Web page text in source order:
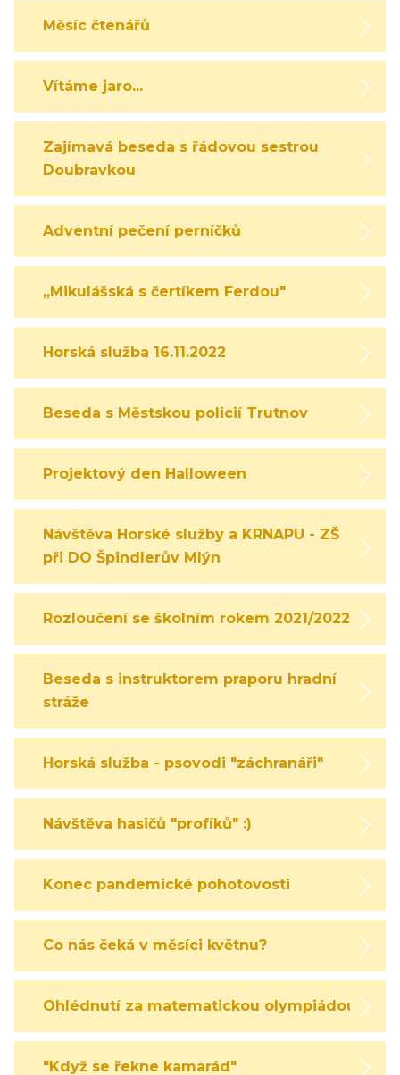
Měsíc čtenářů
Vítáme jaro...
Zajímavá beseda s řádovou sestrou
Doubravkou
Adventní pečení perníčků
,,Mikulášská s čertíkem Ferdou"
Horská služba 16.11.2022
Beseda s Městskou policií Trutnov
Projektový den Halloween
Návštěva Horské služby a KRNAPU - ZŠ
při DO Špindlerův Mlýn
Rozloučení se školním rokem 2021/2022
Beseda s instruktorem praporu hradní
stráže
Horská služba - psovodi "záchranáři"
Návštěva hasičů "profíků" :)
Konec pandemické pohotovosti
Co nás čeká v měsíci květnu?
Ohlédnutí za matematickou olympiádou
"Když se řekne kamarád"